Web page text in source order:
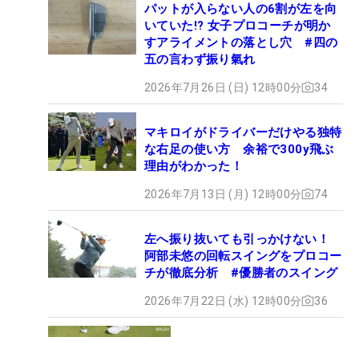
パットが入らない人の6割が左を向
いていた!? 女子プロコーチが明か
すアライメントの落とし穴 #四の
五の言わず振り氣れ
2026年7月26日 (日) 12時00分 34
マキロイがドライバーだけやる独特
な右足の使い方 余裕で300y飛ぶ
理由がわかった！
2026年7月13日 (月) 12時00分 74
左へ振り抜いても引っかけない！
阿部未悠の回転スイングをプロコー
チが徹底分析 #優勝者のスイング
2026年7月22日 (水) 12時00分 36